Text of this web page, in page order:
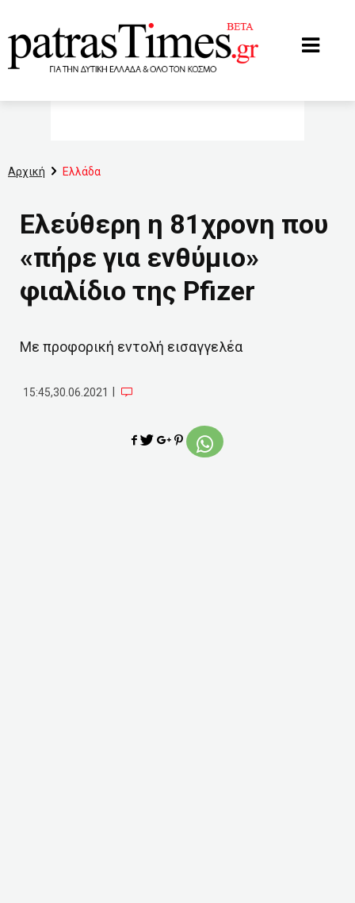
Αρχική Ελλάδα
Ελεύθερη η 81χρονη που
«πήρε για ενθύμιο»
φιαλίδιο της Pfizer
Με προφορική εντολή εισαγγελέα
15:45,30.06.2021